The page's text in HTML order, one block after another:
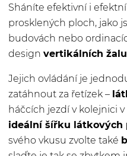
Sháníte efektivní i
prosklených ploch, jako
budovách nebo
design vertikálních
Jejich ovládání je
zatáhnout za řetízek –
háčcích jezdí v kolejnici
ideální šířku látkových
svého vkusu zvolte také